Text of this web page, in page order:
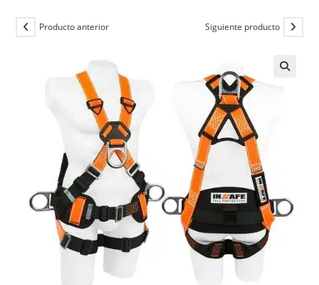
Producto anterior Siguiente producto